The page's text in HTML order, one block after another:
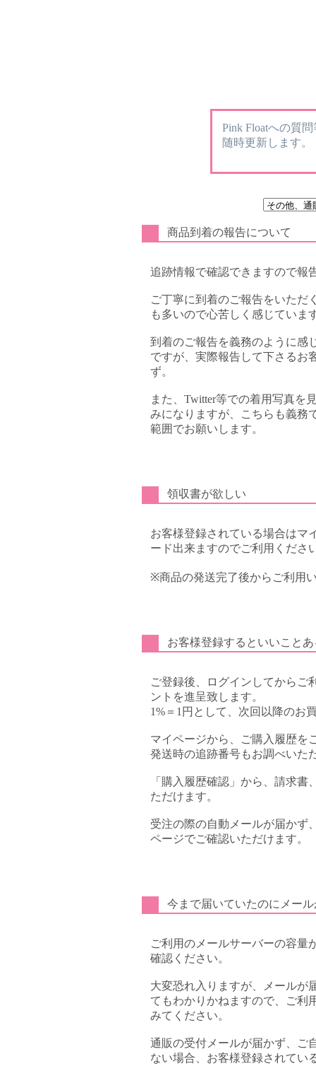
Pink Floatへの質
随時更新します。
商品到着の報告について
追跡情報で確認できますので報
ご丁寧に到着のご報告をいただ
も多いので心苦しく感じていま
到着のご報告を義務のように感
ですが、実際報告して下さるお
ず。
また、Twitter等での着用写真を
みになりますが、こちらも義務
範囲でお願いします。
領収書が欲しい
お客様登録されている場合はマ
ード出来ますのでご利用くださ
※商品の発送完了後からご利用
お客様登録するといいこと
ご登録後、ログインしてからご
ントを進呈致します。
1%＝1円として、次回以降のお
マイページから、ご購入履歴を
発送時の追跡番号もお調べいた
「購入履歴確認」から、請求
ただけます。
受注の際の自動メールが届かず
ページでご確認いただけます。
今まで届いていたのにメー
ご利用のメールサーバーの容量
確認ください。
大変恐れ入りますが、メールが
てもわかりかねますので、ご利
みてください。
通販の受付メールが届かず、ご
ない場合、お客様登録されてい